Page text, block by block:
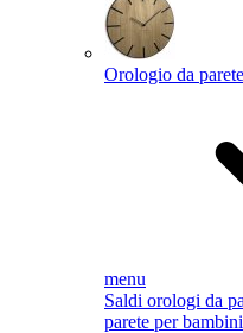
Orologio da parete
menu
Saldi orologi da
parete per bambini